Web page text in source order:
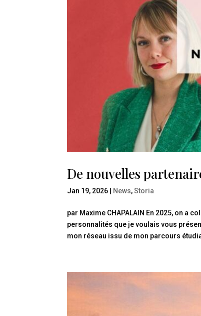
De nouvelles
Jan 19, 2026 News,Storia
par Maxime CHAPALAIN En 2025, on a
personnalités que je voulais vous
mon réseau issu de mon parcours